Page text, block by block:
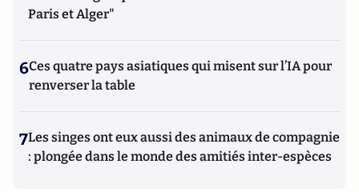
Paris et Alger"
6Ces quatre pays asiatiques qui misent sur l’IA pour
renverser la table
7Les singes ont eux aussi des animaux de compagnie
: plongée dans le monde des amitiés inter-espèces